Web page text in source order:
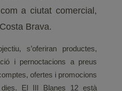
a ciutat comercial,
Brava.
s’oferiran productes,
i pernoctacions a preus
ofertes i promocions
El III Blanes 12 està